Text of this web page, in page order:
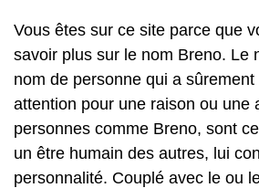
Vous êtes sur ce site parce que
savoir plus sur le nom Breno. Le
nom de personne qui a
attention pour une raison ou une
personnes comme Breno, sont
un être humain des autres, lui
personnalité. Couplé avec le ou